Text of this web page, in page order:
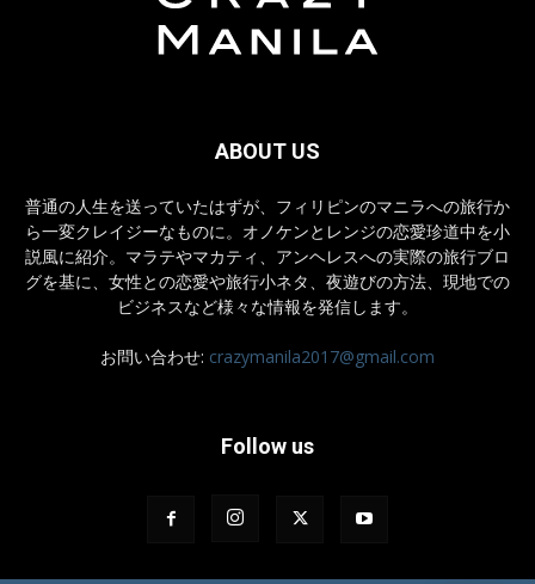
ABOUT US
普通の人生を送っていたはずが、フィリピンのマニラへの旅行か
ら一変クレイジーなものに。オノケンとレンジの恋愛珍道中を小
説風に紹介。マラテやマカティ、アンヘレスへの実際の旅行ブロ
グを基に、女性との恋愛や旅行小ネタ、夜遊びの方法、現地での
ビジネスなど様々な情報を発信します。
お問い合わせ: crazymanila2017@gmail.com
Follow us